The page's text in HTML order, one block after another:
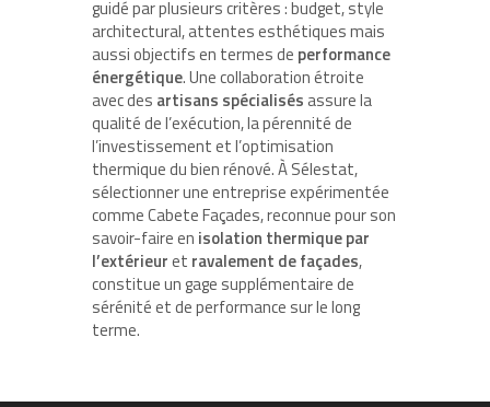
guidé par plusieurs critères : budget, style
architectural, attentes esthétiques mais
aussi objectifs en termes de performance
énergétique. Une collaboration étroite
avec des artisans spécialisés assure la
qualité de l’exécution, la pérennité de
l’investissement et l’optimisation
thermique du bien rénové. À Sélestat,
sélectionner une entreprise expérimentée
comme Cabete Façades, reconnue pour son
savoir-faire en isolation thermique par
l’extérieuret ravalement de façades,
constitue un gage supplémentaire de
sérénité et de performance sur le long
terme.